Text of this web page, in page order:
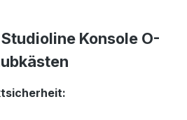
Konsole O-